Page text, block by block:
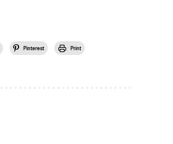
Pinterest Print